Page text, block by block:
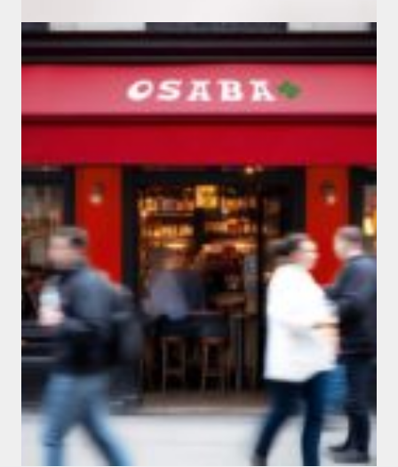
Marques & Enseignes
DESIGN OSABA
#branding #design